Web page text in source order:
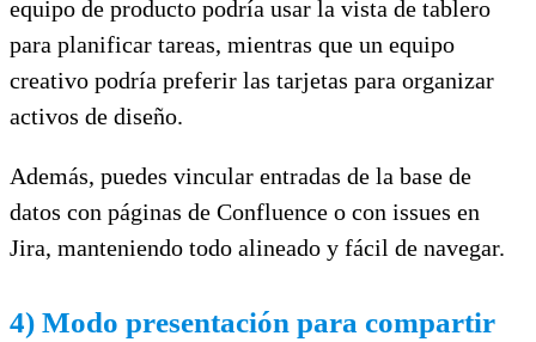
equipo de producto podría usar la vista de tablero
para planificar tareas, mientras que un equipo
creativo podría preferir las tarjetas para organizar
activos de diseño.
Además, puedes vincular entradas de la base de
datos con páginas de Confluence o con issues en
Jira, manteniendo todo alineado y fácil de navegar.
4) Modo presentación para compartir